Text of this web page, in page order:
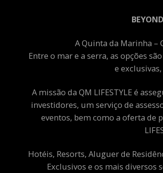
A Quinta da Marinha –
Entre o mar e a serra, as opções
e
A missão da QM LIFESTYLE é
investidores, um serviço de
eventos, bem como a oferta de
Hotéis, Resorts, Aluguer de
Exclusivos e os mais diversos